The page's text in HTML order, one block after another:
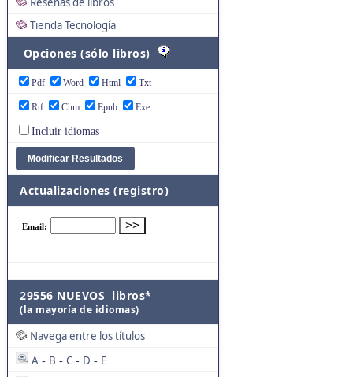
Tienda Tecnología
Opciones (sólo libros)
Pdf Word Html Txt
Rtf Chm Epub Exe
Incluir idiomas
Actualizaciones (registro)
29556 NUEVOS libros*
(la mayoría de idiomas)
Navega entre los títulos
A - B - C - D - E